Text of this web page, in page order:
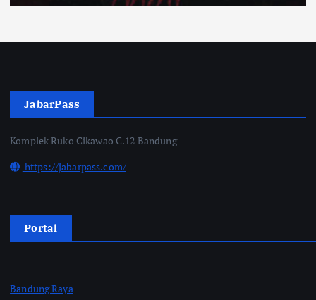
JabarPass
Komplek Ruko Cikawao C.12 Bandung
https://jabarpass.com/
Portal
Bandung Raya